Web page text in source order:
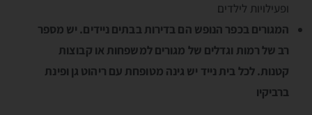
ופעילויות לילדים
המגורים בכפר הנופש הם בדירות בבתים ניידים. יש מספר
רב של רמות וגדלים של מגורים למשפחות או קבוצות
קטנות.לכל בית נייד יש גינה מטופחת עם ריהוט גן ופינת
ברביקיו